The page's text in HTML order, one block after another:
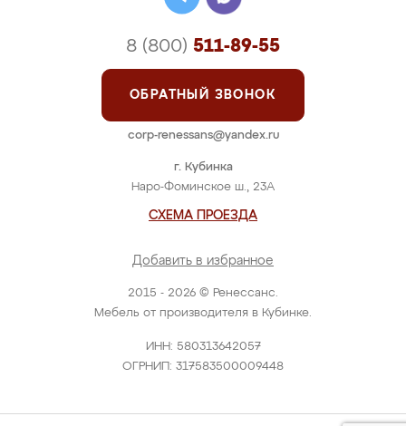
2015 - 2026 © Ренессанс.
Мебель от производителя в Кубинке.
ИНН: 580313642057
ОГРНИП: 317583500009448
г. Кубинка
Наро-Фоминское ш., 23А
СХЕМА ПРОЕЗДА
Добавить в избранное
8 (800) 511-89-55
ОБРАТНЫЙ ЗВОНОК
corp-renessans@yandex.ru